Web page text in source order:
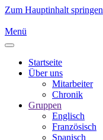
Zum Hauptinhalt springen
Menü
Startseite
Über uns
Mitarbeiter
Chronik
Gruppen
Englisch
Französisch
Spanisch